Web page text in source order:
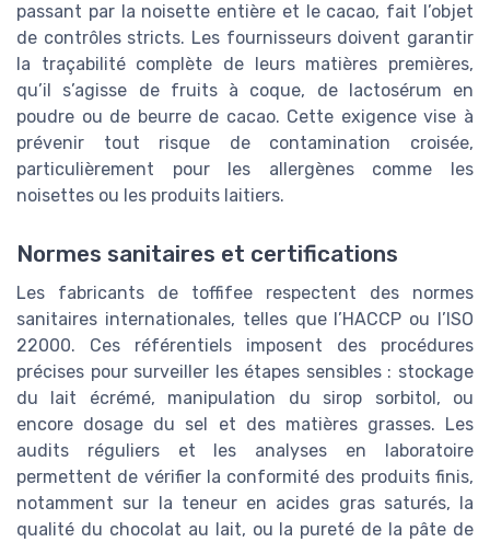
passant par la noisette entière et le cacao, fait l’objet
de contrôles stricts. Les fournisseurs doivent garantir
la traçabilité complète de leurs matières premières,
qu’il s’agisse de fruits à coque, de lactosérum en
poudre ou de beurre de cacao. Cette exigence vise à
prévenir tout risque de contamination croisée,
particulièrement pour les allergènes comme les
noisettes ou les produits laitiers.
Normes sanitaires et certifications
Les fabricants de toffifee respectent des normes
sanitaires internationales, telles que l’HACCP ou l’ISO
22000. Ces référentiels imposent des procédures
précises pour surveiller les étapes sensibles : stockage
du lait écrémé, manipulation du sirop sorbitol, ou
encore dosage du sel et des matières grasses. Les
audits réguliers et les analyses en laboratoire
permettent de vérifier la conformité des produits finis,
notamment sur la teneur en acides gras saturés, la
qualité du chocolat au lait, ou la pureté de la pâte de